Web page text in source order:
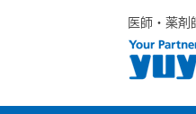
医師・薬剤